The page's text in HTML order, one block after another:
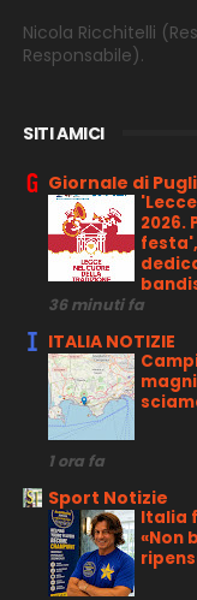
Nicola Ricchitelli
Responsabile).
SITI AMICI
Giornale di
2026.
36 minuti fa
ITALIA NOTIZIE
1 ora fa
Sport Notizie
Italia
«Non